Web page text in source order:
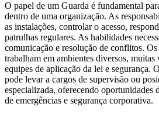
O papel de um Guarda é fundamental
dentro de uma organização. As
as instalações, controlar o acesso,
patrulhas regulares. As habilidades
comunicação e resolução de conflitos.
trabalham em ambientes diversos,
equipes de aplicação da lei e segurança.
pode levar a cargos de supervisão ou
especializada, oferecendo oportunidades
de emergências e segurança corporativa.